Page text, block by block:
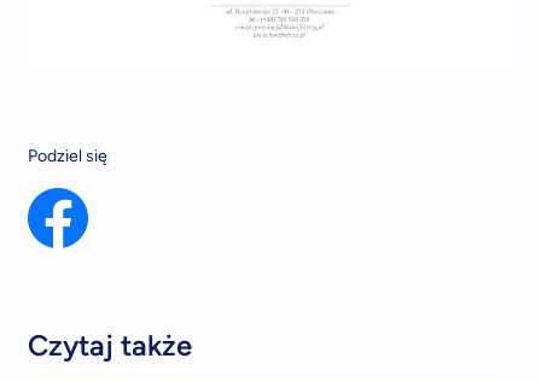
Podziel się
Czytaj także